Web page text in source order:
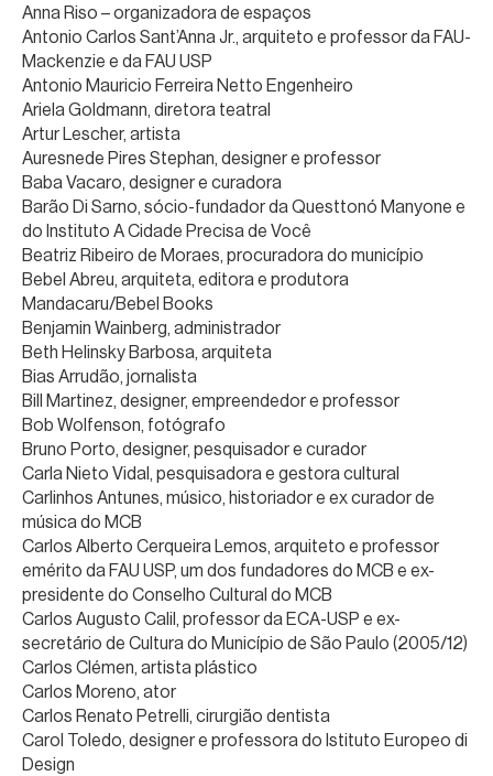
Anna Riso – organizadora de espaços
Antonio Carlos Sant’Anna Jr., arquiteto e professor da FAU-
Mackenzie e da FAU USP
Antonio Mauricio Ferreira Netto Engenheiro
Ariela Goldmann, diretora teatral
Artur Lescher, artista
Auresnede Pires Stephan, designer e professor
Baba Vacaro, designer e curadora
Barão Di Sarno, sócio-fundador da Questtonó Manyone e
do Instituto A Cidade Precisa de Você
Beatriz Ribeiro de Moraes, procuradora do município
Bebel Abreu, arquiteta, editora e produtora
Mandacaru/Bebel Books
Benjamin Wainberg, administrador
Beth Helinsky Barbosa, arquiteta
Bias Arrudão, jornalista
Bill Martinez, designer, empreendedor e professor
Bob Wolfenson, fotógrafo
Bruno Porto, designer, pesquisador e curador
Carla Nieto Vidal, pesquisadora e gestora cultural
Carlinhos Antunes, músico, historiador e ex curador de
música do MCB
Carlos Alberto Cerqueira Lemos, arquiteto e professor
emérito da FAU USP, um dos fundadores do MCB e ex-
presidente do Conselho Cultural do MCB
Carlos Augusto Calil, professor da ECA-USP e ex-
secretário de Cultura do Município de São Paulo (2005/12)
Carlos Clémen, artista plástico
Carlos Moreno, ator
Carlos Renato Petrelli, cirurgião dentista
Carol Toledo, designer e professora do Istituto Europeo di
Design